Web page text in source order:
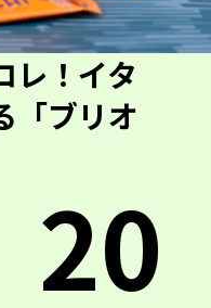
レ！イタ
「ブリオ
20